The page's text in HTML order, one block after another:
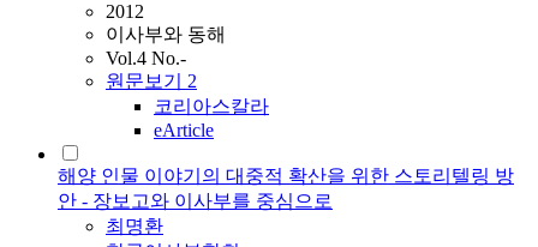
2012
이사부와 동해
Vol.4 No.-
원문보기 2
코리아스칼라
eArticle
해양 인물 이야기의 대중적 확산을 위한 스토리텔링 방
안 - 장보고와 이사부를 중심으로
최명환